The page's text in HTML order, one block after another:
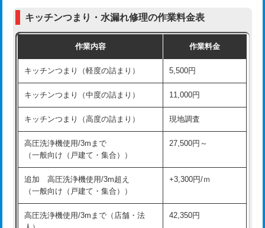
管・ポリ管・HT管使用/3ｍ超え)
排水管工事（土の掘削・埋め戻し作
11,000円~
排水管工事（排水管工事/3ｍまで） 55,000円
排水管工事（追加 排水管工事/3ｍ超
+11,000円
マス交換（深さ50㎝未満）
マス交換（深さ50㎝以上） 66,000円
コンクリート斫り（厚さ10㎝まで）
式・ワンホール）)
交換・取付(排水栓・排水トラップ
22,000円+材料費
持込商品取付（単水栓）
持込商品取付（混合水栓） 16,500円
キッチンつまり・水漏れ修理の作業料金表
作業内容 作業料金
キッチンつまり（軽度の詰まり） 5,500円
キッチンつまり（中度の詰まり） 11,000円
キッチンつまり（高度の詰まり） 現地調査
高圧洗浄機使用/3mまで
（一般向け（戸建て・集合））
27,500円～
追加 高圧洗浄機使用/3m超え
（一般向け（戸建て・集合））
+3,300円/ｍ
高圧洗浄機使用/3mまで（店舗・法
42,350円